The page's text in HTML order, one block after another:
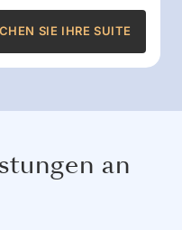
SIE IHRE SUITE
an